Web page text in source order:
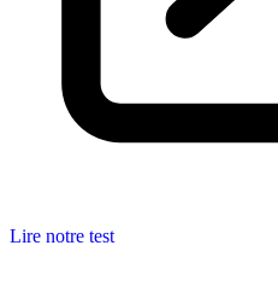
Lire notre test